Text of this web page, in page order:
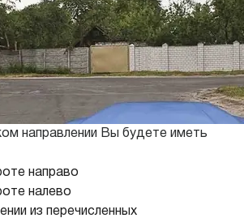
направлении Вы будете иметь
направо
налево
из перечисленных